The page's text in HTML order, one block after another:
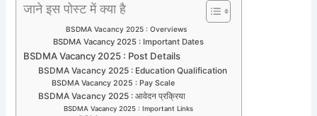
जाने इस पोस्ट में क्या है
BSDMA Vacancy 2025 : Overviews
BSDMA Vacancy 2025 : Important Dates
BSDMA Vacancy 2025 : Post Details
BSDMA Vacancy 2025 : Education Qualification
BSDMA Vacancy 2025 : Pay Scale
BSDMA Vacancy 2025 : आवेदन प्रक्रिया
BSDMA Vacancy 2025 : Important Links